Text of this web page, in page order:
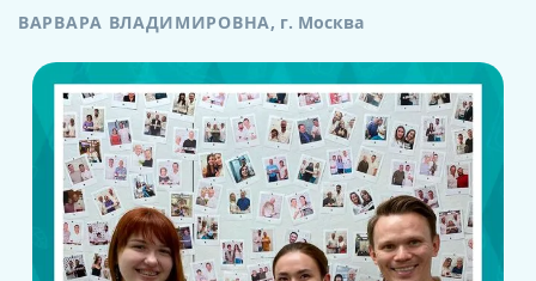
ВАРВАРА ВЛАДИМИРОВНА, г. Москва